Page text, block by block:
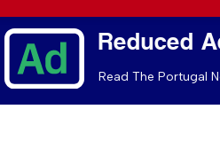
Reduced
Read The Portugal